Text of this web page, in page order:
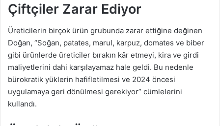
Çiftçiler Zarar Ediyor
Üreticilerin birçok ürün grubunda zarar ettiğine değinen
Doğan, “Soğan, patates, marul, karpuz, domates ve biber
gibi ürünlerde üreticiler bırakın kâr etmeyi, kira ve girdi
maliyetlerini dahi karşılayamaz hale geldi. Bu nedenle
bürokratik yüklerin hafifletilmesi ve 2024 öncesi
uygulamaya geri dönülmesi gerekiyor” cümlelerini
kullandı.